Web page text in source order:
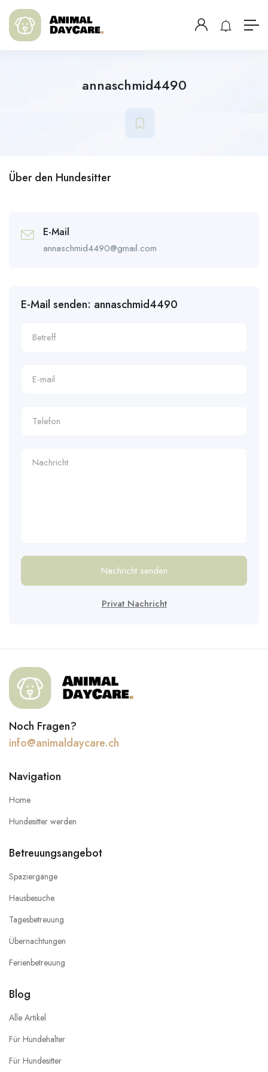
annaschmid4490
Über den Hundesitter
E-Mail
annaschmid4490@gmail.com
E-Mail senden: annaschmid4490
Nachricht senden
Privat Nachricht
Noch Fragen?
info@animaldaycare.ch
Navigation
Home
Hundesitter werden
Betreuungsangebot
Spaziergänge
Hausbesuche
Tagesbetreuung
Übernachtungen
Ferienbetreuung
Blog
Alle Artikel
Für Hundehalter
Für Hundesitter